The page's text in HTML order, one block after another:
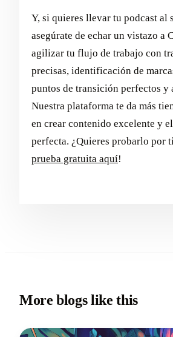
Y, si quieres llevar tu podcast al
asegúrate de echar un vistazo a
agilizar tu flujo de trabajo con
precisas, identificación de
puntos de transición perfectos y
Nuestra plataforma te da más
en crear contenido excelente y
perfecta. ¿Quieres probarlo por
prueba gratuita aquí!
More blogs like this